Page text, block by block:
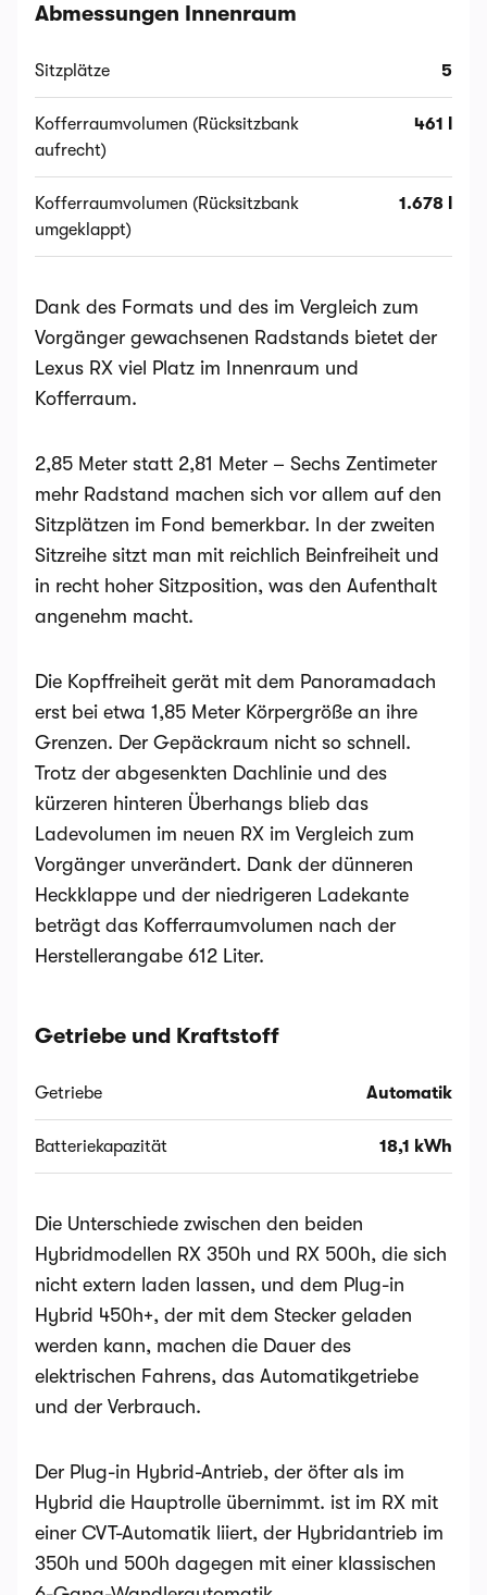
Abmessungen Innenraum
Sitzplätze 5
Kofferraumvolumen (Rücksitzbank
aufrecht)
461 l
Kofferraumvolumen (Rücksitzbank
umgeklappt)
1.678 l
Dank des Formats und des im Vergleich zum
Vorgänger gewachsenen Radstands bietet der
Lexus RX viel Platz im Innenraum und
Kofferraum.
2,85 Meter statt 2,81 Meter – Sechs Zentimeter
mehr Radstand machen sich vor allem auf den
Sitzplätzen im Fond bemerkbar. In der zweiten
Sitzreihe sitzt man mit reichlich Beinfreiheit und
in recht hoher Sitzposition, was den Aufenthalt
angenehm macht.
Die Kopffreiheit gerät mit dem Panoramadach
erst bei etwa 1,85 Meter Körpergröße an ihre
Grenzen. Der Gepäckraum nicht so schnell.
Trotz der abgesenkten Dachlinie und des
kürzeren hinteren Überhangs blieb das
Ladevolumen im neuen RX im Vergleich zum
Vorgänger unverändert. Dank der dünneren
Heckklappe und der niedrigeren Ladekante
beträgt das Kofferraumvolumen nach der
Herstellerangabe 612 Liter.
Getriebe und Kraftstoff
Getriebe Automatik
Batteriekapazität 18,1 kWh
Die Unterschiede zwischen den beiden
Hybridmodellen RX 350h und RX 500h, die sich
nicht extern laden lassen, und dem Plug-in
Hybrid 450h+, der mit dem Stecker geladen
werden kann, machen die Dauer des
elektrischen Fahrens, das Automatikgetriebe
und der Verbrauch.
Der Plug-in Hybrid-Antrieb, der öfter als im
Hybrid die Hauptrolle übernimmt. ist im RX mit
einer CVT-Automatik liiert, der Hybridantrieb im
350h und 500h dagegen mit einer klassischen